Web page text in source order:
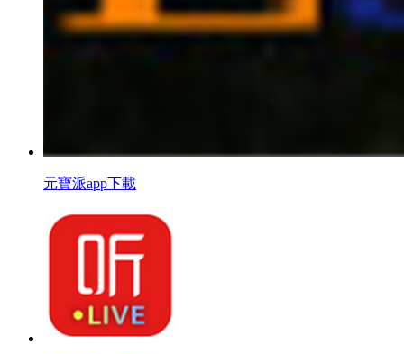
元寶派app下載